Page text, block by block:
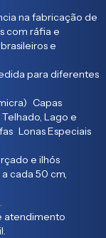
na fabricação de
com ráfia e
e
para diferentes
Capas
Lago e
Lonas Especiais
e ilhós
cada 50 cm,
atendimento